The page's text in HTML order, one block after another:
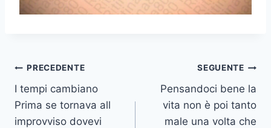
Navigazione
articoli
PRECEDENTE
I tempi cambiano
Prima se tornava all
improvviso dovevi
SEGUENTE
Pensandoci bene la
vita non è poi tanto
male una volta che